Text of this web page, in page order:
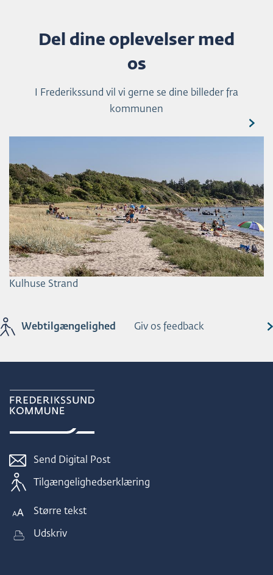
Del dine oplevelser med
os
I Frederikssund vil vi gerne se dine billeder fra
kommunen
Kulhuse Strand
Webtilgængelighed Giv os feedback
Send Digital Post
Tilgængelighedserklæring
Større tekst
Udskriv